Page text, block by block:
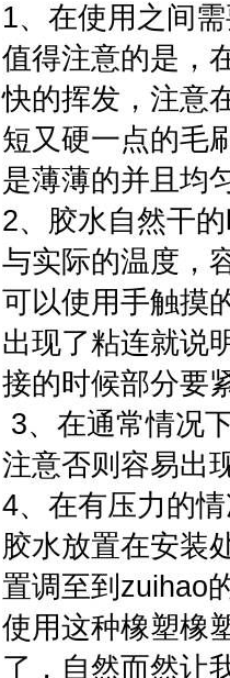
1、在使用之间
值得注意的是，
快的挥发，注意
短又硬一点的毛
是薄薄的并且均
2、胶水自然干
与实际的温度，
可以使用手触摸
出现了粘连就说
接的时候部分要
3、在通常情况
注意否则容易出
4、在有压力的
胶水放置在安装
置调至到zuihao
使用这种橡塑橡
了，自然而然让